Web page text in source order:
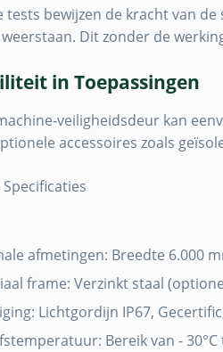
tests bewijzen de kracht van
Dit zonder de
in Toepassingen
veiligheidsdeur kan
accessoires zoals
afmetingen: Breedte 6.000
frame: Verzinkt staal
Lichtgordijn IP67,
Bereik van -